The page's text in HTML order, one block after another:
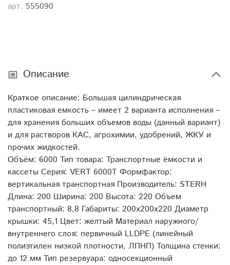
арт. 555090
Описание
Краткое описание: Большая цилиндрическая
пластиковая емкость – имеет 2 варианта исполнения –
для хранения больших объемов воды (данный вариант)
и для растворов КАС, агрохимии, удобрений, ЖКУ и
прочих жидкостей.
Объём: 6000 Тип товара: Транспортные ёмкости и
кассеты Серия: VERT 6000T Формфактор:
вертикальная транспортная Производитель: STERH
Длина: 200 Ширина: 200 Высота: 220 Объем
транспортный: 8,8 Габариты: 200x200x220 Диаметр
крышки: 45,1 Цвет: желтый Материал наружного/
внутреннего слоя: первичный LLDPE (линейный
полиэтилен низкой плотности, ЛПНП) Толщина стенки:
до 12 мм Тип резервуара: односекционный